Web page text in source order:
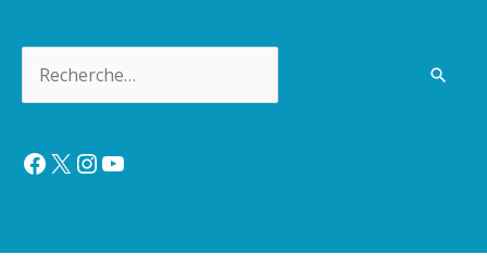
Facebook
X Instagram
YouTube